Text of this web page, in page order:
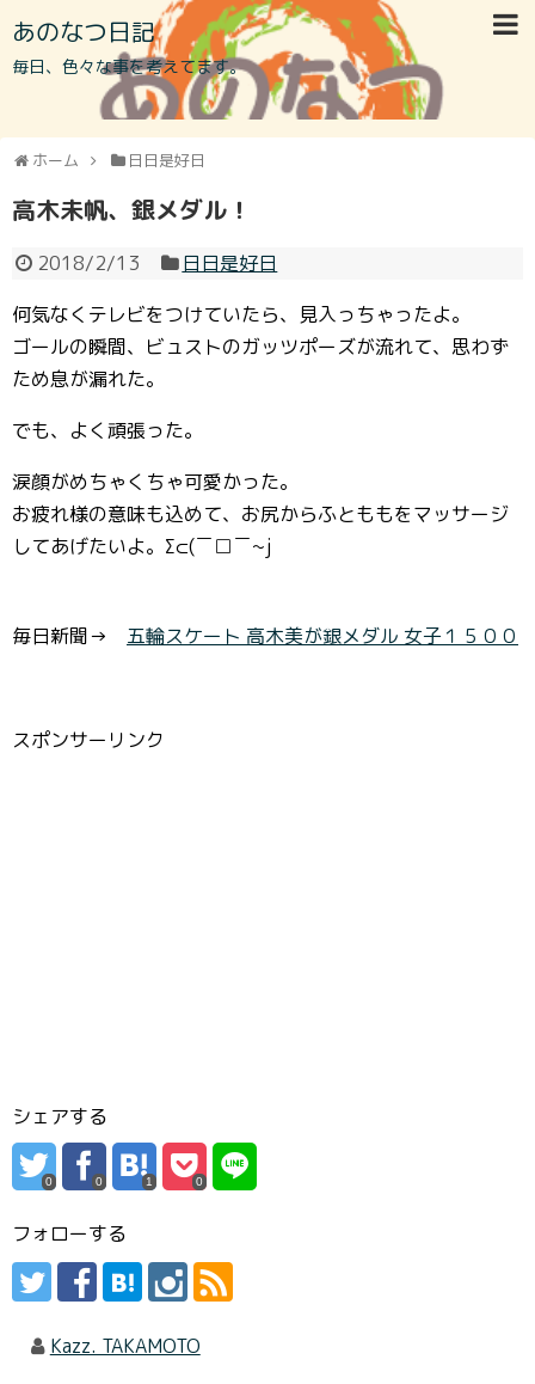
あのなつ日記
毎日、色々な事を考えてます。
ホーム 日日是好日
高木未帆、銀メダル！
2018/2/13
日日是好日
何気なくテレビをつけていたら、見入っちゃったよ。
ゴールの瞬間、ビュストのガッツポーズが流れて、思わず
ため息が漏れた。
でも、よく頑張った。
涙顔がめちゃくちゃ可愛かった。
お疲れ様の意味も込めて、お尻からふとももをマッサージ
してあげたいよ。Σ⊂(￣□￣~j
毎日新聞→ 五輪スケート 高木美が銀メダル 女子１５００
スポンサーリンク
シェアする
0 0 1 0
フォローする
Kazz. TAKAMOTO